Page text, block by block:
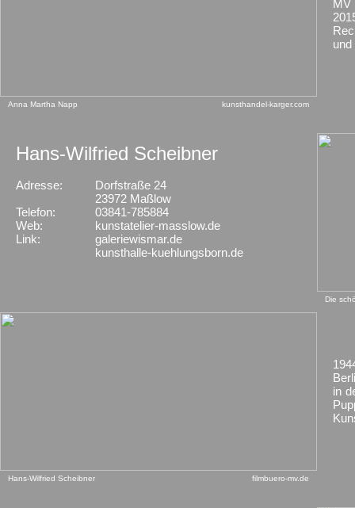
MV
und
Anna Martha Napp kunsthandel-karger.com
Hans-Wilfried Scheibner
Adresse:
Telefon:
Web:
Link:
Dorfstraße 24
23972 Maßlow
03841-785884
kunstatelier-masslow.de
galeriewismar.de
kunsthalle-kuehlungsborn.de
Die
in
Hans-Wilfried Scheibner filmbuero-mv.de